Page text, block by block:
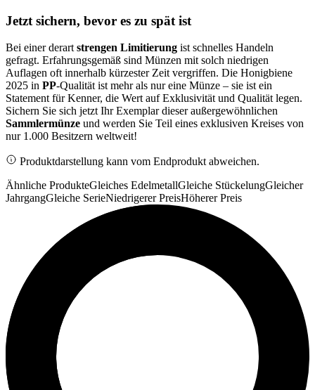
Jetzt sichern, bevor es zu spät ist
Bei einer derart strengen Limitierung ist schnelles Handeln
gefragt. Erfahrungsgemäß sind Münzen mit solch niedrigen
Auflagen oft innerhalb kürzester Zeit vergriffen. Die Honigbiene
2025 in PP-Qualität ist mehr als nur eine Münze – sie ist ein
Statement für Kenner, die Wert auf Exklusivität und Qualität legen.
Sichern Sie sich jetzt Ihr Exemplar dieser außergewöhnlichen
Sammlermünze und werden Sie Teil eines exklusiven Kreises von
nur 1.000 Besitzern weltweit!
Produktdarstellung kann vom Endprodukt abweichen.
Ähnliche ProdukteGleiches EdelmetallGleiche StückelungGleicher
JahrgangGleiche SerieNiedrigerer PreisHöherer Preis